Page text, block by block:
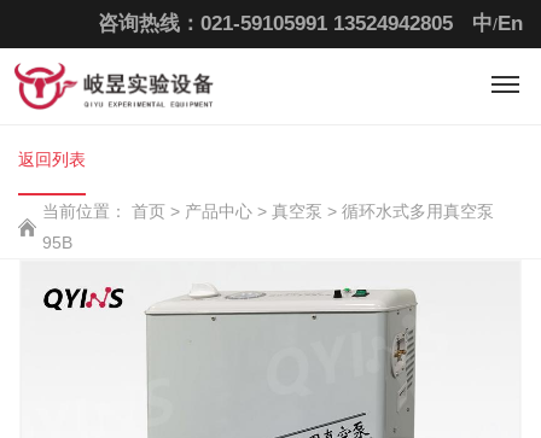
中/En
咨询热线：021-59105991 13524942805
返回列表
当前位置： 首页 > 产品中心 > 真空泵 > 循环水式多用真空泵
95B